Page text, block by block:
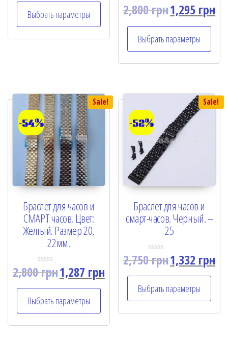
d
0
o
u
Выбрать параметры
R
d
0
o
u
5
2,800грн1,295 грн
Выбрать параметры
Sale!
-54%
Браслет для часов и
СМАРТ часов. Цвет:
Желтый. Размер 20,
22мм.
R
a
d
0
o
u
2,800грн1,287 грн
Выбрать параметры
Sale!
-52%
Браслет для часов и
смарт-часов. Черный. –
25
R
d
0
o
u
2,750грн1,332 грн
Выбрать параметры